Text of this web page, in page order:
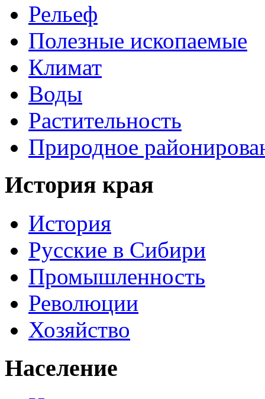
Рельеф
Полезные ископаемые
Климат
Воды
Растительность
Природное
История края
История
Русские в Сибири
Промышленность
Революции
Хозяйство
Население